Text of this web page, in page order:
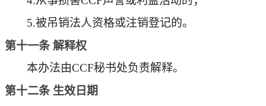
5.被吊销法人资格或注销登记的。
第十一条 解释权
本办法由CCF秘书处负责解释。
第十二条 生效日期